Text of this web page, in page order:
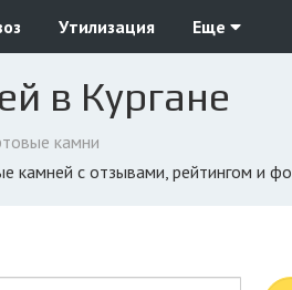
Утилизация Еще
в Кургане
камни
камней с отзывами, рейтингом и